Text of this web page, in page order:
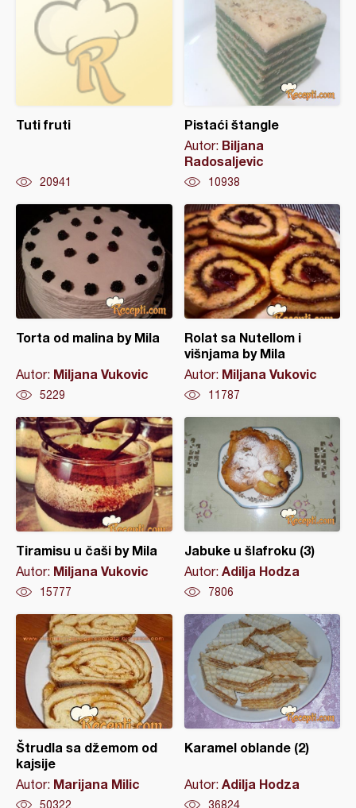
Tuti fruti
20941
Pistaći štangle
Autor: Biljana
Radosaljevic
10938
Torta od malina by Mila
Autor: Miljana Vukovic
5229
Rolat sa Nutellom i
višnjama by Mila
Autor: Miljana Vukovic
11787
Tiramisu u čaši by Mila
Autor: Miljana Vukovic
15777
Jabuke u šlafroku (3)
Autor: Adilja Hodza
7806
Štrudla sa džemom od
kajsije
Autor: Marijana Milic
50322
Karamel oblande (2)
Autor: Adilja Hodza
36824